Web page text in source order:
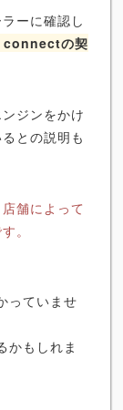
ーに確認し
connectの契
ジンをかけ
との説明も
舗によって
。
っていませ
かもしれま